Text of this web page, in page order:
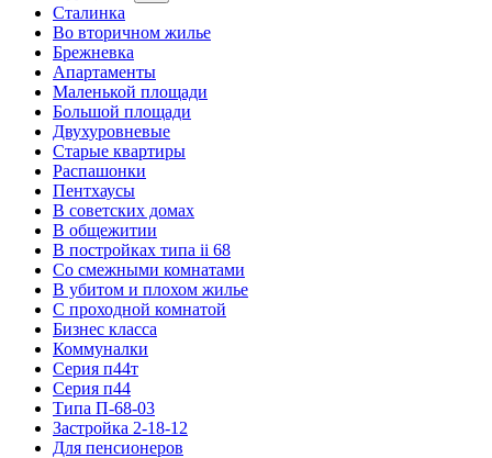
Сталинка
Во вторичном жилье
Брежневка
Апартаменты
Маленькой площади
Большой площади
Двухуровневые
Старые квартиры
Распашонки
Пентхаусы
В советских домах
В общежитии
В постройках типа ii 68
Со смежными комнатами
В убитом и плохом жилье
С проходной комнатой
Бизнес класса
Коммуналки
Серия п44т
Серия п44
Типа П-68-03
Застройка 2-18-12
Для пенсионеров